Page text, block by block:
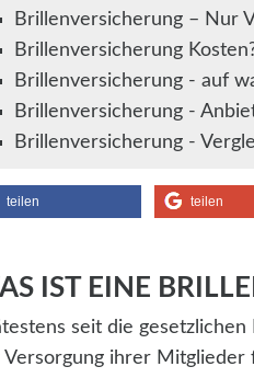
Brillenversicherung – Nur
Brillenversicherung
Brillenversicherung - auf
Brillenversicherung -
Brillenversicherung -
teilen teilen
IST EINE
seit die
Versorgung ihrer Mitglieder